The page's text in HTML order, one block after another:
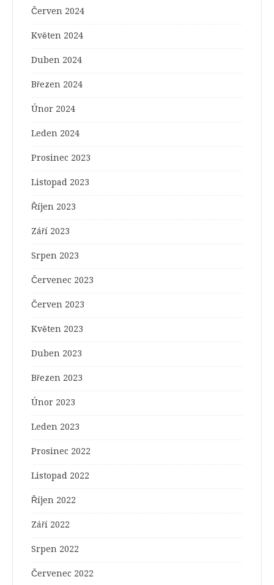
Červen 2024
Květen 2024
Duben 2024
Březen 2024
Únor 2024
Leden 2024
Prosinec 2023
Listopad 2023
Říjen 2023
Září 2023
Srpen 2023
Červenec 2023
Červen 2023
Květen 2023
Duben 2023
Březen 2023
Únor 2023
Leden 2023
Prosinec 2022
Listopad 2022
Říjen 2022
Září 2022
Srpen 2022
Červenec 2022